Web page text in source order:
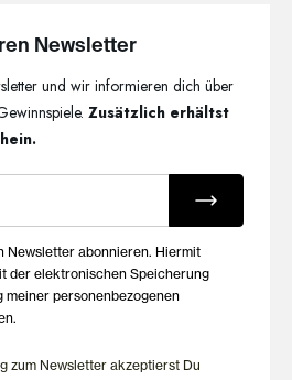
Newsletter
und wir informieren dich über
Zusätzlich erhältst
Marketing E-Mails
Newsletter abonnieren. Hiermit
meiner personenbezogenen
zum Newsletter akzeptierst Du